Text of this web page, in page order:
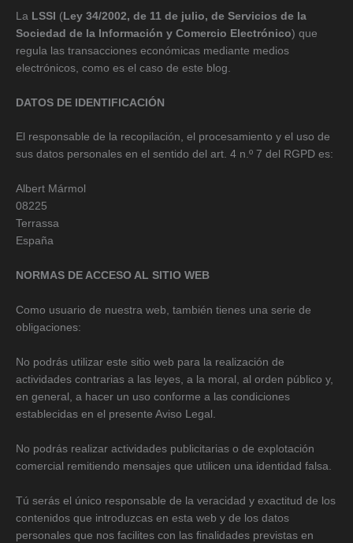
La LSSI (Ley 34/2002, de 11 de julio, de Servicios de la
Sociedad de la Información y Comercio Electrónico) que
regula las transacciones económicas mediante medios
electrónicos, como es el caso de este blog.
DATOS DE IDENTIFICACIÓN
El responsable de la recopilación, el procesamiento y el uso de
sus datos personales en el sentido del art. 4 n.º 7 del RGPD es:
Albert Mármol
08225
Terrassa
España
NORMAS DE ACCESO AL SITIO WEB
Como usuario de nuestra web, también tienes una serie de
obligaciones:
No podrás utilizar este sitio web para la realización de
actividades contrarias a las leyes, a la moral, al orden público y,
en general, a hacer un uso conforme a las condiciones
establecidas en el presente Aviso Legal.
No podrás realizar actividades publicitarias o de explotación
comercial remitiendo mensajes que utilicen una identidad falsa.
Tú serás el único responsable de la veracidad y exactitud de los
contenidos que introduzcas en esta web y de los datos
personales que nos facilites con las finalidades previstas en